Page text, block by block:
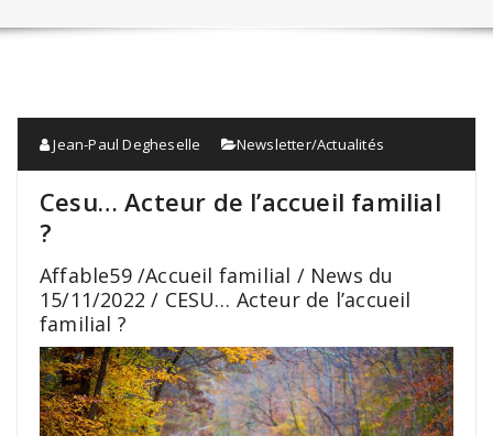
Jean-Paul Degheselle Newsletter/Actualités
Cesu… Acteur de l’accueil familial
?
Affable59 /Accueil familial / News du
15/11/2022 / CESU… Acteur de l’accueil
familial ?